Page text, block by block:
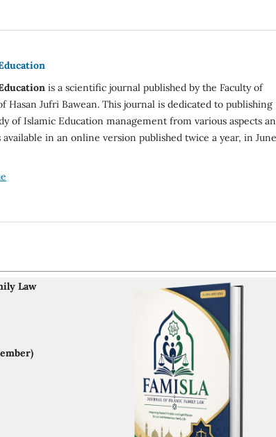
is a scientific journal published by the Faculty of
Hasan Jufri Bawean. This journal is dedicated to publishing
of Islamic Education management from various aspects
in an online version published twice a year, in June
Law